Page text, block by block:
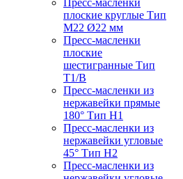
Пресс-масленки
плоские круглые Тип
M22 Ø22 мм
Пресс-масленки
плоские
шестигранные Тип
T1/B
Пресс-масленки из
нержавейки прямые
180° Тип H1
Пресс-масленки из
нержавейки угловые
45° Тип H2
Пресс-масленки из